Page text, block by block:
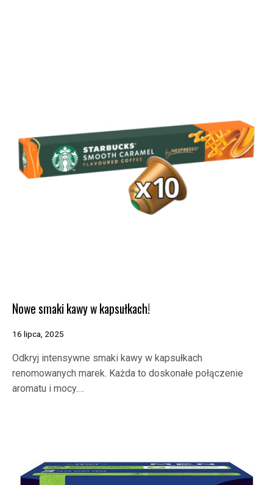
Nowe smaki kawy w kapsułkach!
16 lipca, 2025
Odkryj intensywne smaki kawy w kapsułkach
renomowanych marek. Każda to doskonałe połączenie
aromatu i mocy.…